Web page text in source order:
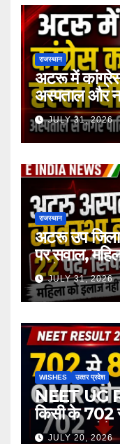
राजस्थान
अटरू में
अस्पताल और
सवाल
JULY 31, 2026
राजस्थान
अटरू उप
पर सवाल,
आरोप
JULY 31, 2026
WISHES उत्‍तर प्रदेश
NEET UG
किसी के 702
167 अंक होने
JULY 20, 2026